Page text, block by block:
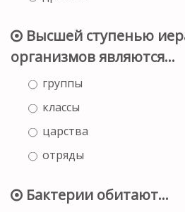
Высшей ступенью
организмов являются…
группы
классы
царства
отряды
Бактерии обитают…